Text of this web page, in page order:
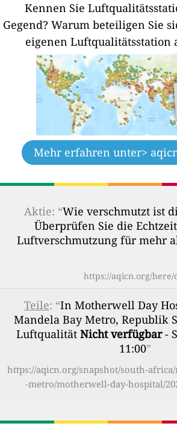
Kennen Sie
Gegend? Warum beteiligen Sie
eigenen Luftqualitätsstation
Mehr erfahren unter>
Aktie: “Wie verschmutzt ist
Überprüfen Sie die
Luftverschmutzung für mehr
https://aqicn.org/here/
Teile: “In Motherwell Day
Mandela Bay Metro, Republik
Luftqualität Nicht verfügbar-
11:00”
https://aqicn.org/snapshot/south-
-metro/motherwell-day-hospital/